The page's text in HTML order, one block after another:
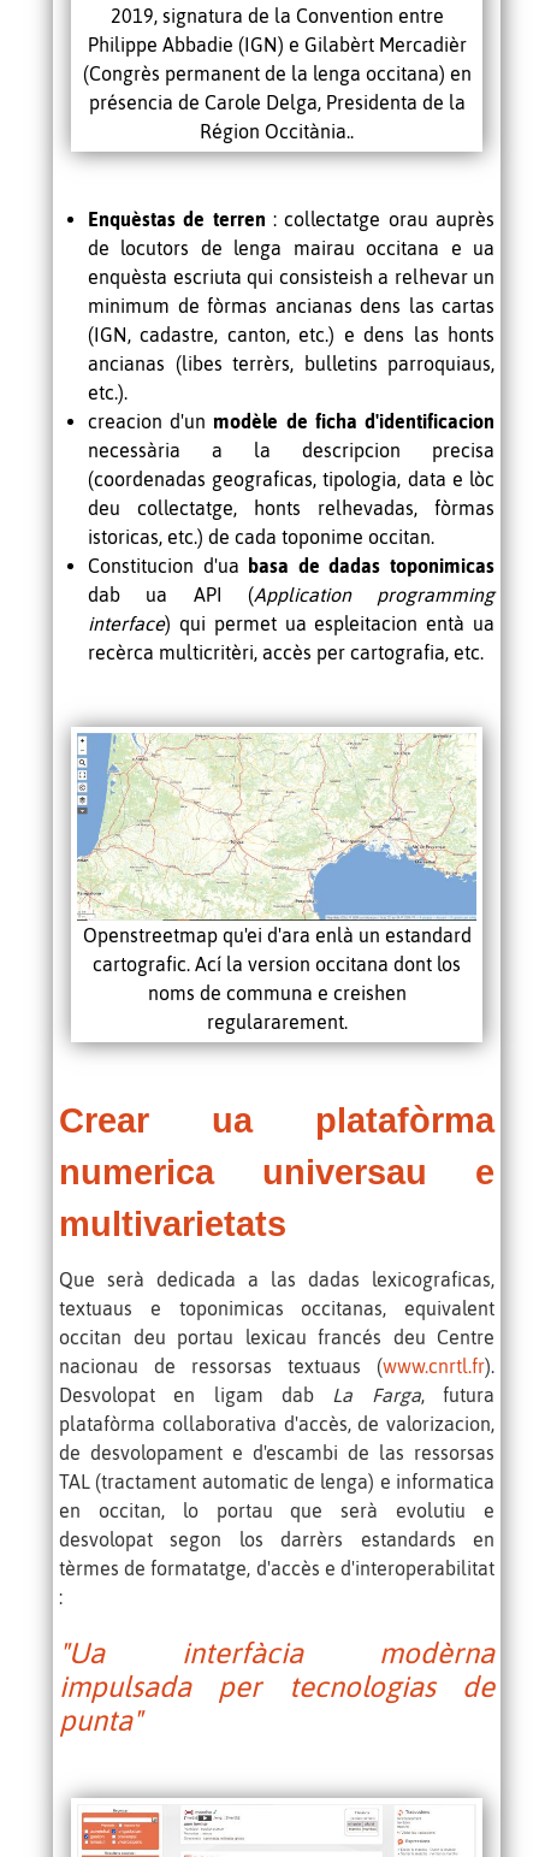
2019, signatura de la Convention entre
Philippe Abbadie (IGN) e Gilabèrt Mercadièr
(Congrès permanent de la lenga occitana) en
présencia de Carole Delga, Presidenta de la
Région Occitània..
Enquèstas de terren : collectatge orau auprès
de locutors de lenga mairau occitana e ua
enquèsta escriuta qui consisteish a relhevar un
minimum de fòrmas ancianas dens las cartas
(IGN, cadastre, canton, etc.) e dens las honts
ancianas (libes terrèrs, bulletins parroquiaus,
etc.).
creacion d'un modèle de ficha d'identificacion
necessària a la descripcion precisa
(coordenadas geograficas, tipologia, data e lòc
deu collectatge, honts relhevadas, fòrmas
istoricas, etc.) de cada toponime occitan.
Constitucion d'ua basa de dadas toponimicas
dab ua API (Application programming
interface) qui permet ua espleitacion entà ua
recèrca multicritèri, accès per cartografia, etc.
Openstreetmap qu'ei d'ara enlà un estandard
cartografic. Ací la version occitana dont los
noms de communa e creishen
regulararement.
Crear ua platafòrma
numerica universau e
multivarietats
Que serà dedicada a las dadas lexicograficas,
textuaus e toponimicas occitanas, equivalent
occitan deu portau lexicau francés deu Centre
nacionau de ressorsas textuaus (www.cnrtl.fr).
Desvolopat en ligam dab
La Farga, futura
platafòrma collaborativa d'accès, de valorizacion,
de desvolopament e d'escambi de las ressorsas
TAL (tractament automatic de lenga) e informatica
en occitan, lo portau que serà evolutiu e
desvolopat segon los darrèrs estandards en
tèrmes de formatatge, d'accès e d'interoperabilitat
:
"Ua interfàcia modèrna
impulsada per tecnologias de
punta"